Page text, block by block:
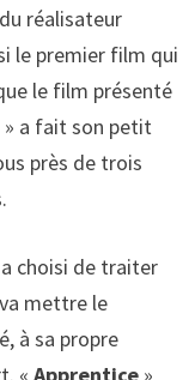
réalisateur
le premier film qui
le film présenté
» a fait son petit
près de trois
a choisi de traiter
mettre le
à sa propre